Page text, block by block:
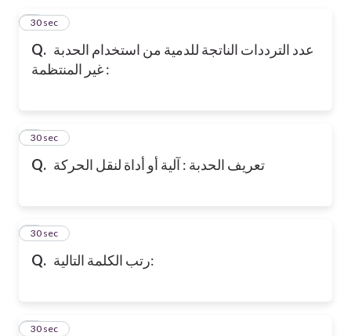
Q. عدد الترددات الناتجة للدمية من استخدام الحدبة
غير المنتظمة :
1
30 sec
Q. تعريف الحدبة : آلية أو أداة لنقل الحركة
2
30 sec
Q. رتب الكلمة التالية:
3
30 sec
4
30 sec